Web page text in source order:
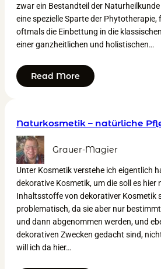
zwar ein Bestandteil der
eine spezielle Sparte der
oftmals die Einbettung in die
einer ganzheitlichen und holistischen…
Read More
Naturkosmetik – natürliche
Grauer-Magier
Unter Kosmetik verstehe ich eigentlich
dekorative Kosmetik, um die soll es hier
Inhaltsstoffe von dekorativer Kosmetik
problematisch, da sie aber nur
und dann abgenommen werden, und
dekorativen Zwecken gedacht sind,
will ich da hier…